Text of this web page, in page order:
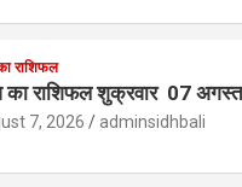
राशिफल
राशिफल शुक्रवार 07
7, 2026 adminsidhbali